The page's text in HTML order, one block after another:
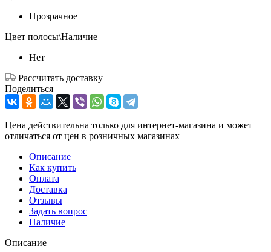
Прозрачное
Цвет полосы\Наличие
Нет
Рассчитать доставку
Поделиться
Цена действительна только для интернет-магазина и может
отличаться от цен в розничных магазинах
Описание
Как купить
Оплата
Доставка
Отзывы
Задать вопрос
Наличие
Описание